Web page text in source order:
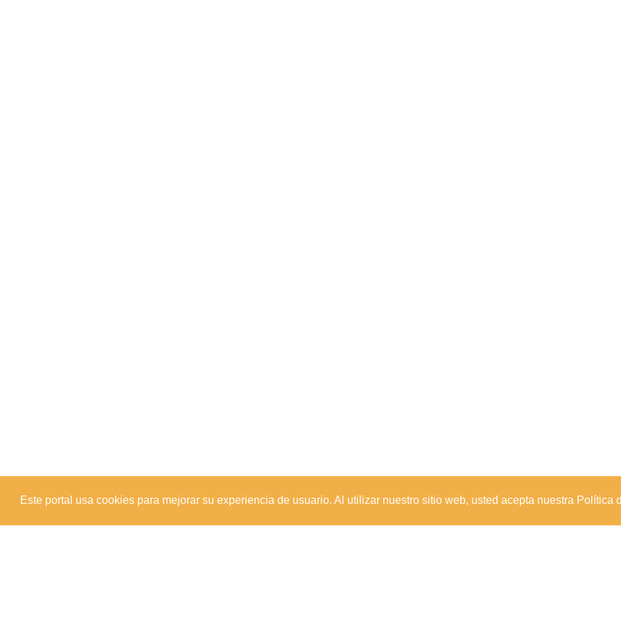
Este portal usa cookies para mejorar su experiencia de usuario. Al utilizar nuestro sitio web, usted acepta nuestra Política